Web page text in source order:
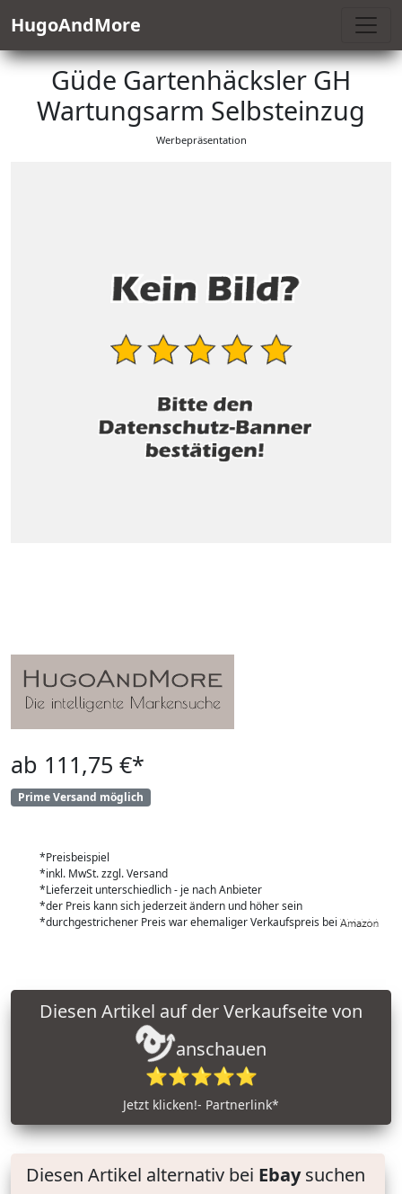
HugoAndMore
Güde Gartenhäcksler GH
Wartungsarm Selbsteinzug
Werbepräsentation
ab 111,75 €*
Prime Versand möglich
*Preisbeispiel
*inkl. MwSt. zzgl. Versand
*Lieferzeit unterschiedlich - je nach Anbieter
*der Preis kann sich jederzeit ändern und höher sein
*durchgestrichener Preis war ehemaliger Verkaufspreis bei
anschauen
⭐⭐⭐⭐⭐
Jetzt klicken!- Partnerlink*
Diesen Artikel alternativ bei Ebaysuchen